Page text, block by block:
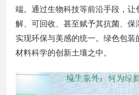
端。通过生物科技等前沿手段，让
解、可回收、甚至赋予其抗菌、保
实现环保与美感的统一。绿色包装
材料科学的创新土壤之中。